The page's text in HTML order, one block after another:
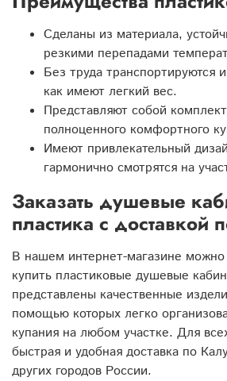
Сделаны из материала,
резкими перепадами
Без труда транспортируются
как имеют легкий вес.
Представляют собой
полноценного комфортного
Имеют привлекательный
гармонично смотрятся на
Заказать душевые
пластика с доставкой
В нашем интернет-магазине
купить пластиковые душевые
представлены качественные
помощью которых легко
купания на любом участке. Для
быстрая и удобная доставка по
других городов России.